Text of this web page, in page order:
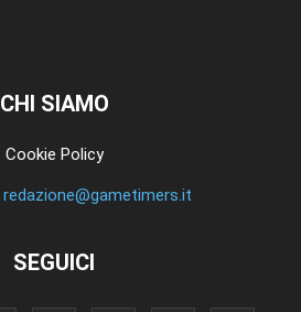
CHI SIAMO
Cookie Policy
redazione@gametimers.it
SEGUICI